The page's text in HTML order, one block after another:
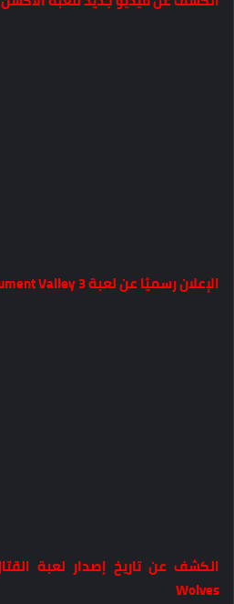
الإعلان رسميًا عن لعبة Monument Valley 3 حصريًا على نتفلكس
Wolves